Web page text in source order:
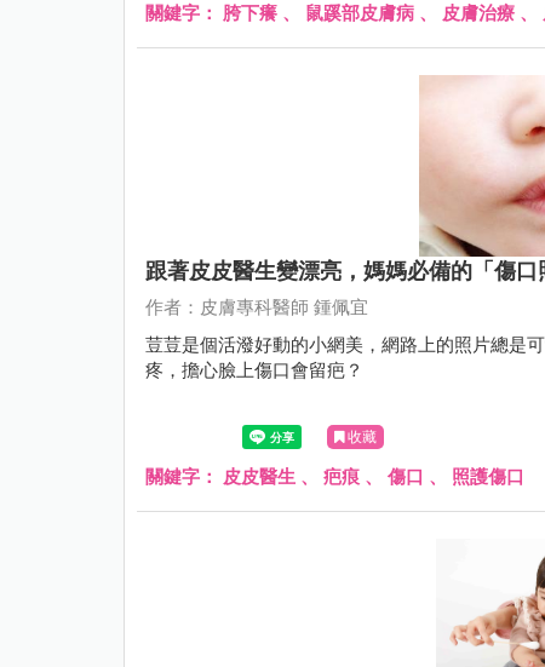
關鍵字： 胯下癢 、 鼠蹊部皮膚病 、 皮膚治療 、
跟著皮皮醫生變漂亮，媽媽必備的「傷
作者：皮膚專科醫師 鍾佩宜
荳荳是個活潑好動的小網美，網路上的照片總是
疼，擔心臉上傷口會留疤？
收藏
關鍵字： 皮皮醫生 、 疤痕 、 傷口 、 照護傷口